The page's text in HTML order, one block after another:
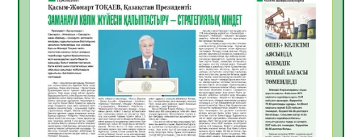
05.08.2026
32
Қазақстан Орталық Азиядағы көшуге ең
қолайлы ел атанды
05.08.2026
33
Өрт қауіпсіздігі талаптарын сақтау – әр
азаматтың міндеті